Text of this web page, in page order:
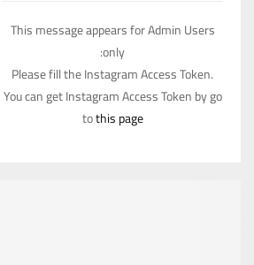
This message appears for Admin Users
only:
Please fill the Instagram Access Token.
You can get Instagram Access Token by go
tothis page